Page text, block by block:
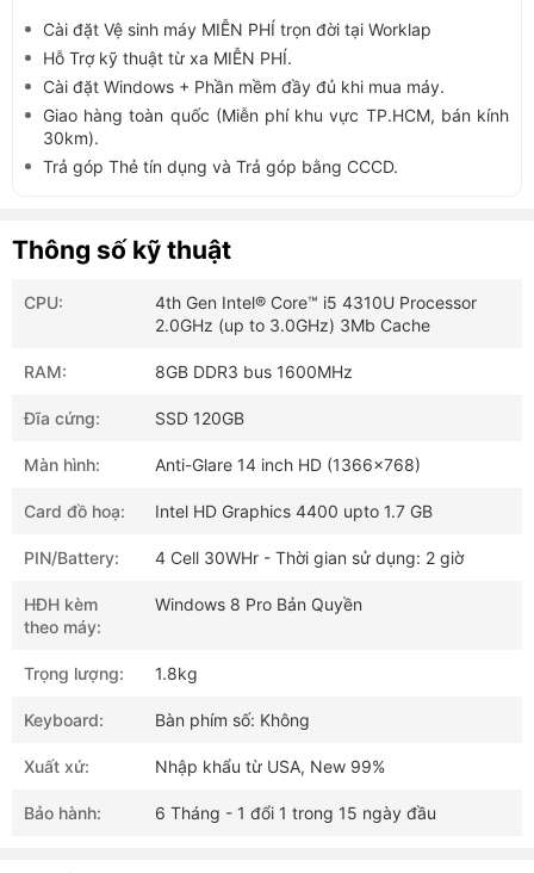
Cài đặt Vệ sinh máy MIỄN PHÍ trọn đời tại Worklap
Hỗ Trợ kỹ thuật từ xa MIỄN PHÍ.
Cài đặt Windows + Phần mềm đầy đủ khi mua máy.
Giao hàng toàn quốc (Miễn phí khu vực TP.HCM, bán kính
30km).
Trả góp Thẻ tín dụng và Trả góp bằng CCCD.
Thông số kỹ thuật
CPU:
4th Gen Intel® Core™ i5 4310U Processor
2.0GHz (up to 3.0GHz) 3Mb Cache
RAM: 8GB DDR3 bus 1600MHz
Đĩa cứng: SSD 120GB
Màn hình: Anti-Glare 14 inch HD (1366x768)
Card đồ hoạ: Intel HD Graphics 4400 upto 1.7 GB
PIN/Battery: 4 Cell 30WHr - Thời gian sử dụng: 2 giờ
HĐH kèm
theo máy:
Windows 8 Pro Bản Quyền
Trọng lượng: 1.8kg
Keyboard: Bàn phím số: Không
Xuất xứ: Nhập khẩu từ USA, New 99%
Bảo hành: 6 Tháng - 1 đổi 1 trong 15 ngày đầu